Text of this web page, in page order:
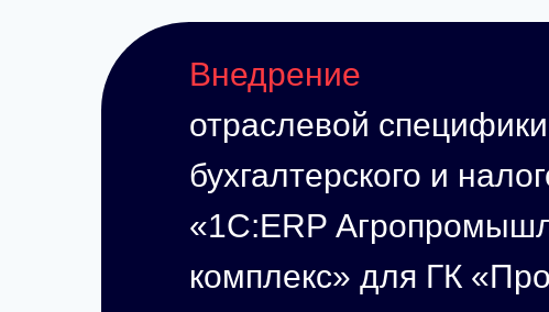
Внедрение
отраслевой специфики
бухгалтерского и
«1С:ERP
комплекс» для ГК